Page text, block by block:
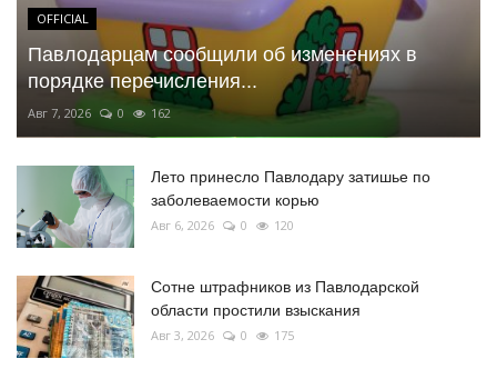
OFFICIAL
Павлодарцам сообщили об изменениях в
порядке перечисления...
Авг 7, 2026 0 162
Лето принесло Павлодару затишье по
заболеваемости корью
Авг 6, 2026 0 120
Сотне штрафников из Павлодарской
области простили взыскания
Авг 3, 2026 0 175